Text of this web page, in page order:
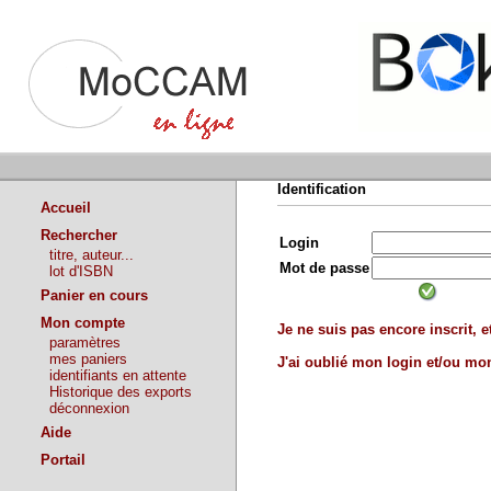
Accueil
Rechercher
titre, auteur...
lot d'ISBN
Panier en cours
Mon compte
paramètres
mes paniers
identifiants en attente
Historique des exports
déconnexion
Aide
Portail
Identification
Login
Mot de passe
Je ne suis pas encore inscrit,
J'ai oublié mon login et/ou